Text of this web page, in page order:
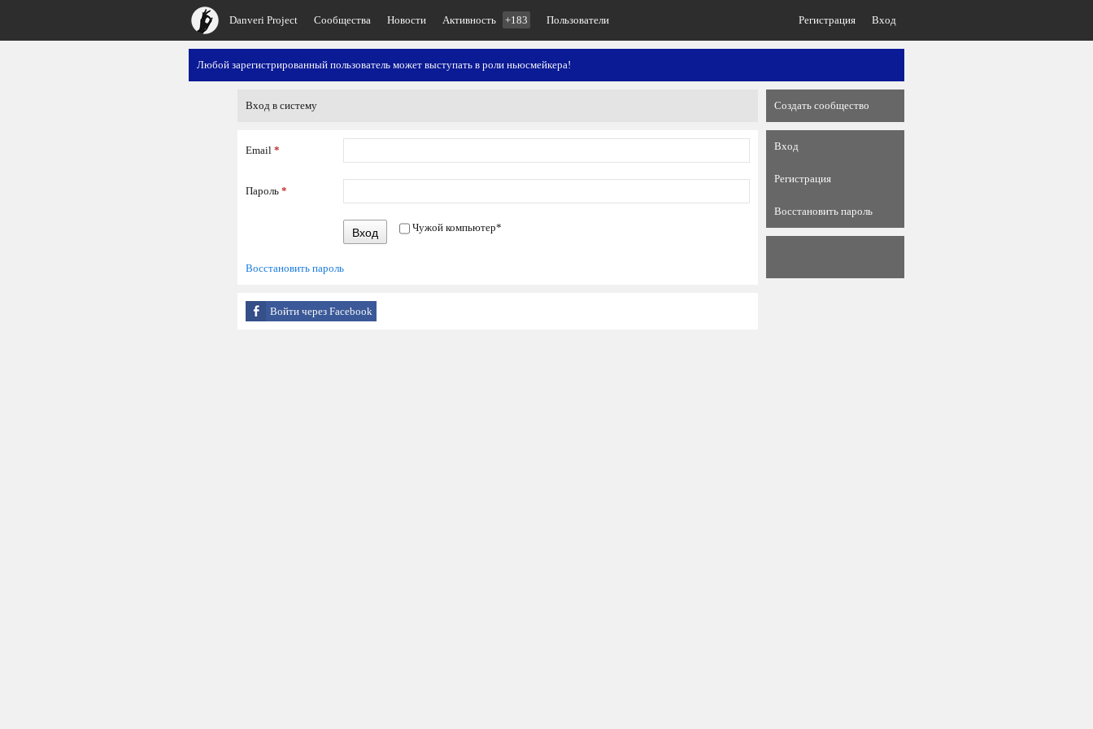
Danveri Project Сообщества Новости Активность +183 Пользователи Регистрация Вход
Любой зарегистрированный пользователь может выступать в роли ньюсмейкера!
Вход в систему
Email *
Пароль *
Вход Чужой компьютер*
Восстановить пароль
Войти через Facebook
Создать сообщество
Вход
Регистрация
Восстановить пароль